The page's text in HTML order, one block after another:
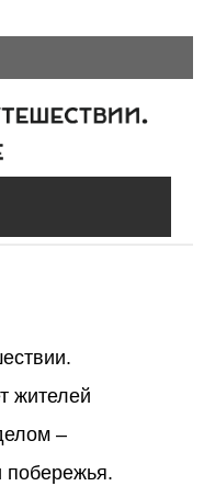
жителей
–
побережья.